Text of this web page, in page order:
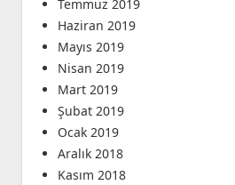
Temmuz 2019
Haziran 2019
Mayıs 2019
Nisan 2019
Mart 2019
Şubat 2019
Ocak 2019
Aralık 2018
Kasım 2018